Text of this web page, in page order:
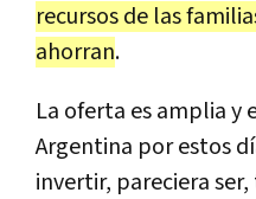
recursos de las
ahorran.
La oferta es amplia y
Argentina por estos
invertir, pareciera